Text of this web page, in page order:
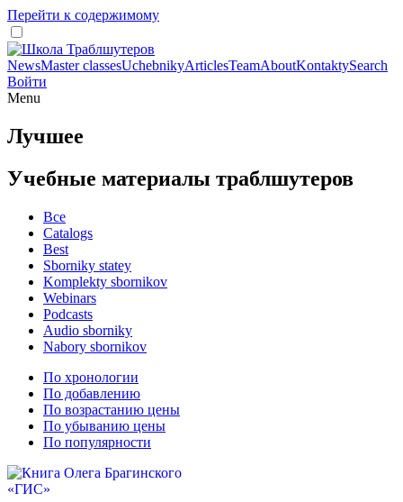
Перейти к содержимому
NewsMaster classesUchebnikyArticlesTeamAboutKontaktySearch
Войти
Menu
Лучшее
Учебные материалы траблшутеров
Все
Catalogs
Best
Sborniky statey
Komplekty sbornikov
Webinars
Podcasts
Audio sborniky
Nabory sbornikov
По хронологии
По добавлению
По возрастанию цены
По убыванию цены
По популярности